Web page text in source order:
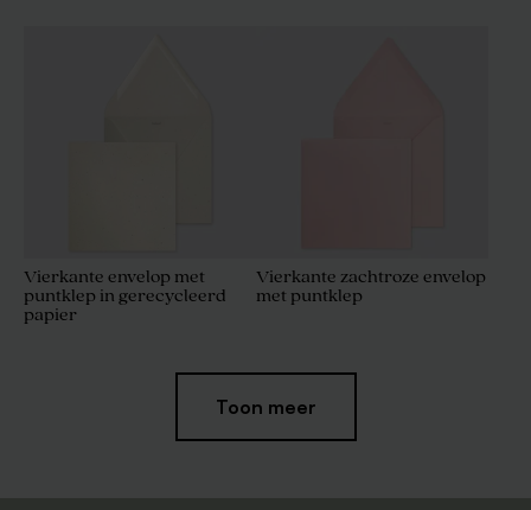
Vierkante envelop met
puntklep in gerecycleerd
papier
Vierkante zachtroze envelop
met puntklep
Toon meer